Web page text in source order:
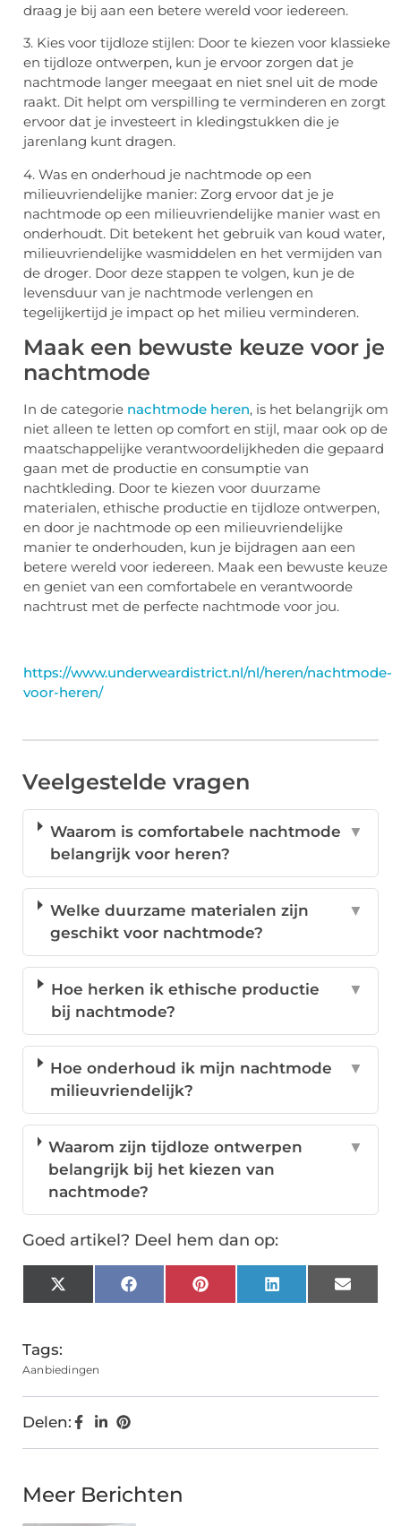
draag je bij aan een betere wereld voor iedereen.
3. Kies voor tijdloze stijlen: Door te kiezen voor klassieke
en tijdloze ontwerpen, kun je ervoor zorgen dat je
nachtmode langer meegaat en niet snel uit de mode
raakt. Dit helpt om verspilling te verminderen en zorgt
ervoor dat je investeert in kledingstukken die je
jarenlang kunt dragen.
4. Was en onderhoud je nachtmode op een
milieuvriendelijke manier: Zorg ervoor dat je je
nachtmode op een milieuvriendelijke manier wast en
onderhoudt. Dit betekent het gebruik van koud water,
milieuvriendelijke wasmiddelen en het vermijden van
de droger. Door deze stappen te volgen, kun je de
levensduur van je nachtmode verlengen en
tegelijkertijd je impact op het milieu verminderen.
Maak een bewuste keuze voor je
nachtmode
In de categorie nachtmode heren, is het belangrijk om
niet alleen te letten op comfort en stijl, maar ook op de
maatschappelijke verantwoordelijkheden die gepaard
gaan met de productie en consumptie van
nachtkleding. Door te kiezen voor duurzame
materialen, ethische productie en tijdloze ontwerpen,
en door je nachtmode op een milieuvriendelijke
manier te onderhouden, kun je bijdragen aan een
betere wereld voor iedereen. Maak een bewuste keuze
en geniet van een comfortabele en verantwoorde
nachtrust met de perfecte nachtmode voor jou.
https://www.underweardistrict.nl/nl/heren/nachtmode-
voor-heren/
Veelgestelde vragen
Waarom is comfortabele nachtmode
belangrijk voor heren?
▼
Welke duurzame materialen zijn
geschikt voor nachtmode?
▼
Hoe herken ik ethische productie
bij nachtmode?
▼
Hoe onderhoud ik mijn nachtmode
milieuvriendelijk?
▼
Waarom zijn tijdloze ontwerpen
belangrijk bij het kiezen van
nachtmode?
▼
Goed artikel? Deel hem dan op:
X
(Twitter)
FacebookPinterestLinkedInEmail
Tags:
Aanbiedingen
Delen:
Meer Berichten